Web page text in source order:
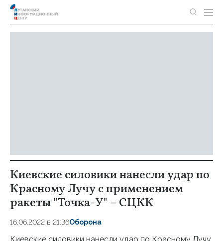
Киевские силовики нанесли удар по
Красному Лучу с применением
ракеты "Точка-У" – СЦКК
16.06.2022 в 21:36Оборона